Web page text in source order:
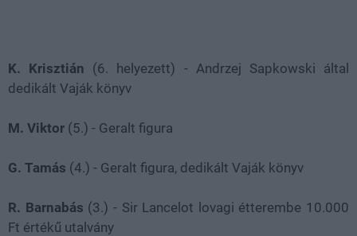
K. Krisztián (6. helyezett) - Andrzej Sapkowski által
dedikált Vaják könyv
M. Viktor (5.) - Geralt figura
G. Tamás (4.) - Geralt figura, dedikált Vaják könyv
R. Barnabás (3.) - Sir Lancelot lovagi étterembe 10.000
Ft értékű utalvány